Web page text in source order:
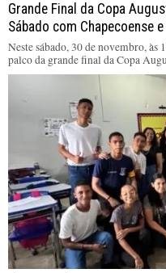
Grande Final da Copa
Sábado com Chapecoense
Neste sábado, 30 de novembro,
palco da grande final da Copa